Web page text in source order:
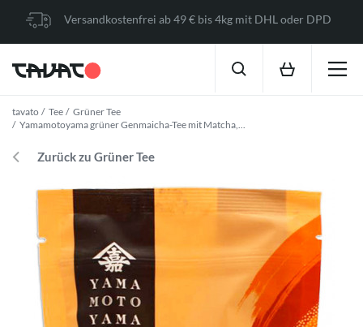
Versandkostenfrei ab 49 € bis 4kg mit DHL oder DPD
tavato Tee
Grüner Tee
Yamamotoyama grüner Genmaicha-Tee mit Matcha,...
Zurück zu Grüner Tee